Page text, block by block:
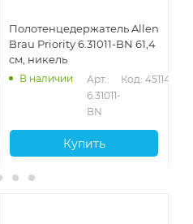
Полотенцедержатель Allen
Brau Priority 6.31011-BN 61,4
см, никель
В наличии
Арт.:
6.31011-
BN
Код: 45114
Купить